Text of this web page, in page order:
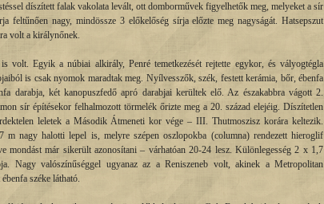
díszített falak vakolata levált, ott domborművek figyelhetők meg, melyeket a sír
feltűnően nagy, mindössze 3 előkelőség sírja előzte meg nagyságát. Hatsepszut
volt a királynőnek.
volt. Egyik a núbiai alkirály, Penré temetkezését rejtette egykor, és vályogtégla
is csak nyomok maradtak meg. Nyílvesszők, szék, festett kerámia, bőr, ébenfa
darabja, két kanopuszfedő apró darabjai kerültek elő. Az északabbra vágott 2.
sír építésekor felhalmozott törmelék őrizte meg a 20. század elejéig. Díszítetlen
leletek a Második Átmeneti kor vége – III. Thutmoszisz korára keltezik.
nagy halotti lepel is, melyre szépen oszlopokba (columna) rendezett hieroglif
mondást már sikerült azonosítani – várhatóan 20-24 lesz. Különlegesség 2 x 1,7
Nagy valószínűséggel ugyanaz az a Reniszeneb volt, akinek a Metropolitan
széke látható.